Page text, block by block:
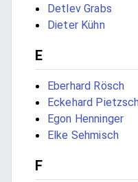
Detlev Grabs
Dieter Kühn
E
Eberhard Rösch
Eckehard
Egon Henninger
Elke Sehmisch
F